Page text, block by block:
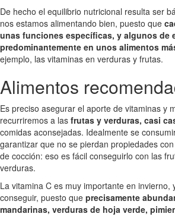
De hecho el equilibrio nutricional resulta ser
nos estamos alimentando bien, puesto que
unas funciones específicas, y algunos de
predominantemente en unos alimentos
ejemplo, las vitaminas en verduras y frutas.
Alimentos
Es preciso asegurar el aporte de vitaminas y
recurriremos a las frutas y verduras, casi
comidas aconsejadas. Idealmente se
garantizar que no se pierdan propiedades
de cocción: eso es fácil conseguirlo con las
verduras.
La vitamina C es muy importante en invierno,
conseguir, puesto que precisamente
mandarinas, verduras de hoja verde,